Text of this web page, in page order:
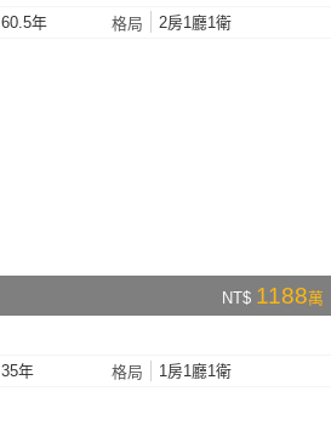
60.5年 格局 2房1廳1衛
NT$ 1188萬
35年 格局 1房1廳1衛